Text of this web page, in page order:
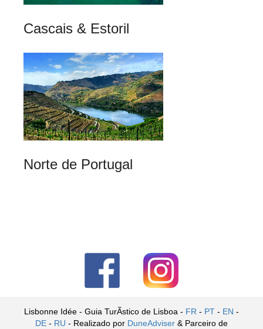
Cascais & Estoril
Norte de Portugal
Lisbonne Idée - Guia TurÃ­stico de Lisboa - FR - PT - EN -
DE - RU - Realizado por DuneAdviser & Parceiro de